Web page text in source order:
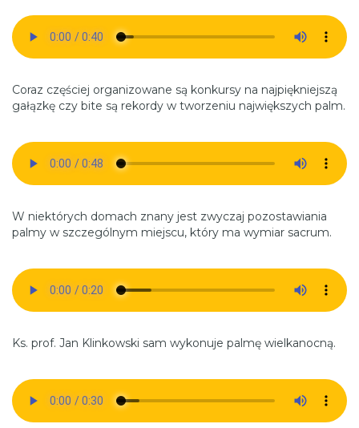
Coraz częściej organizowane są konkursy na najpiękniejszą
gałązkę czy bite są rekordy w tworzeniu największych palm.
W niektórych domach znany jest zwyczaj pozostawiania
palmy w szczególnym miejscu, który ma wymiar sacrum.
Ks. prof. Jan Klinkowski sam wykonuje palmę wielkanocną.